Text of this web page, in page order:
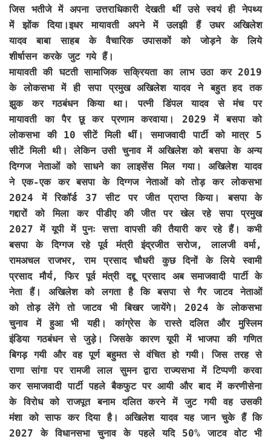
जिस भतीजे में अपना उत्तराधिकारी देखती थीं उसे स्वयं ही नेपथ्य
में झोंक दिया।इधर मायावती अपने में उलझी हैं उधर अखिलेश
यादव बाबा साहब के वैचारिक उपासकों को जोड़ने के लिये
शीर्षासन करके जुट गये हैं।
मायावती की घटती सामाजिक सक्रियता का लाभ उठा कर 2019
के लोकसभा में ही सपा प्रमुख अखिलेश यादव ने बहुत हद तक
झुक कर गठबंधन किया था। पत्नी डिंपल यादव से मंच पर
मायावती का पैर छू कर प्रणाम करवाया। 2029 में बसपा को
लोकसभा की 10 सीटें मिली थीं। समाजवादी पार्टी को मात्र 5
सीटें मिली थी। लेकिन उसी चुनाव में अखिलेश को बसपा के अन्य
दिग्गज नेताओं को साधने का लाइसेंस मिल गया। अखिलेश यादव
ने एक-एक कर बसपा के दिग्गज नेताओं को तोड़ कर लोकसभा
2024 में रिकॉर्ड 37 सीट पर जीत प्राप्त किया। बसपा के
गद्दारों को मिला कर पीडीए की जीत पर खेल रहे सपा प्रमुख
2027 में यूपी में पुनः सत्ता वापसी की तैयारी कर रहे हैं। कभी
बसपा के दिग्गज रहे पूर्व मंत्री इंद्रजीत सरोज, लालजी वर्मा,
रामअचल राजभर, राम प्रसाद चौधरी कुछ दिनों के लिये स्वामी
प्रसाद मौर्य, फिर पूर्व मंत्री दद्दू प्रसाद अब समाजवादी पार्टी के
नेता हैं। अखिलेश को लगता है कि बसपा से गैर जाटव नेताओं
को तोड़ लेंगे तो जाटव भी बिखर जायेंगे। 2024 के लोकसभा
चुनाव में हुआ भी यही। कांग्रेस के रास्ते दलित और मुस्लिम
इंडिया गठबंधन से जुड़े। जिसके कारण यूपी में भाजपा की गणित
बिगड़ गयी और वह पूर्ण बहुमत से वंचित हो गयी। जिस तरह से
राणा सांगा पर रामजी लाल सुमन द्वारा राज्यसभा में टिप्पणी करवा
कर समाजवादी पार्टी पहले बैकफुट पर आयी और बाद में करणीसेना
के विरोध को राजपूत बनाम दलित करने में जुट गयी वह उसकी
मंशा को साफ कर दिया है। अखिलेश यादव यह जान चुके हैं कि
2027 के विधानसभा चुनाव के पहले यदि 50% जाटव वोट भी